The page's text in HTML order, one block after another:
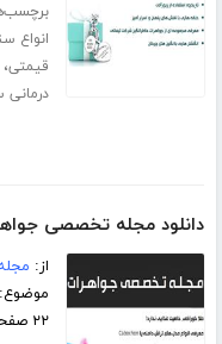
انواع
قیمتی
دانلود مجله تخصصی
از:
موضوع:
۲۲ صفحه